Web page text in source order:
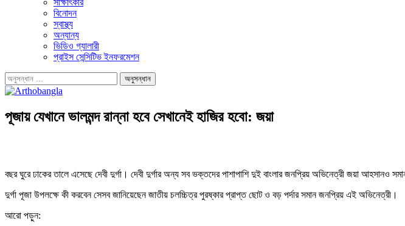
সাক্ষাৎকার
বিনোদন
স্বাস্থ্য
অন্যান্য
ভিডিও গ্যালারী
প্রাইস সেন্সিটিভ ইনফরমেশন
পূজায় যেখানে ভালমন্দ রান্না হবে সেখানেই হাজির হবো: জয়া
বছর ঘুরে ঢাকের তালে এসেছে দেবী দুর্গা। দেবী দুর্গার অন্য সব ভক্তদের পাশাপাশি দুই বাংলার জনপ্রিয় অভিনেত্রী জয়া আহসানও
দুর্গা পূজা উপলক্ষে কী করবেন সেসব জানিয়েছেন জাতীয় চলচ্চিত্র পুরষ্কার প্রাপ্ত ছোট ও বড় পর্দার সমান জনপ্রিয় এই অভিনেত্রী।
আরো পড়ুন: